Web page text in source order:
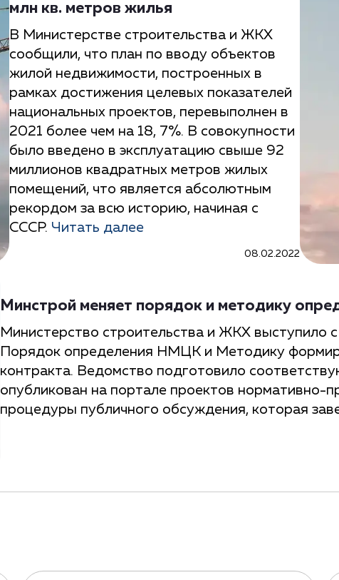
млн кв. метров жилья
В Министерстве строительства и ЖКХ
сообщили, что план по вводу объектов
жилой недвижимости, построенных в
рамках достижения целевых показателей
национальных проектов, перевыполнен в
2021 более чем на 18, 7%. В совокупности
было введено в эксплуатацию свыше 92
миллионов квадратных метров жилых
помещений, что является абсолютным
рекордом за всю историю, начиная с
СССР. Читать далее
08.02.2022
Минстрой меняет порядок и методику
Министерство строительства и ЖКХ выступило
Порядок определения НМЦК и Методику
контракта. Ведомство подготовило
опубликован на портале проектов нормативно-
процедуры публичного обсуждения, которая